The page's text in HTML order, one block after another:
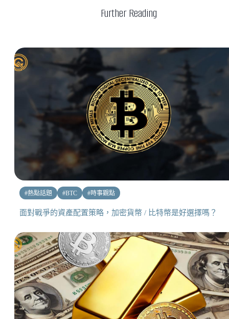
Further Reading
#熱點話題 #BTC #時事觀點
面對戰爭的資產配置策略，加密貨幣 / 比特幣是好選擇嗎？